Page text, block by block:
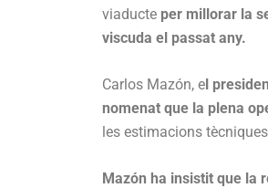
viaducte per millorar la
viscuda el passat any.
Carlos Mazón, el
nomenat que la plena
les estimacions
Mazón ha insistit que la